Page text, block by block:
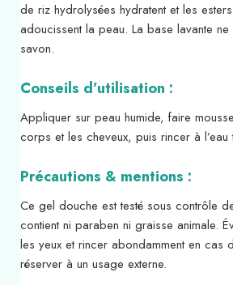
de riz hydrolysées hydratent et les esters
adoucissent la peau. La base lavante
savon.
Conseils d’utilisation :
Appliquer sur peau humide, faire
corps et les cheveux, puis rincer à l’eau
Précautions & mentions :
Ce gel douche est testé sous contrôle
contient ni paraben ni graisse animale.
les yeux et rincer abondamment en cas
réserver à un usage externe.